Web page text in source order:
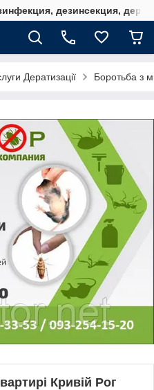
дезинсекция,
Дератизації Боротьба з
Кривій Рог